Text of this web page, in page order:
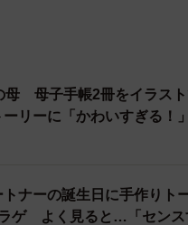
でしおりを作るのは作成者
んだろうな、と思いました
感、大人の現代社会の慌
母 母子手帳2冊をイラス
リーに「かわいすぎる！」
トナーの誕生日に手作り
ゲ よく見ると…「センス